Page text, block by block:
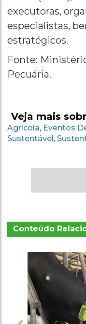
executoras,
especialistas,
estratégicos.
Fonte:
Pecuária.
Veja mais
Agrícola, Eventos
Sustentável ,
Conteúdo